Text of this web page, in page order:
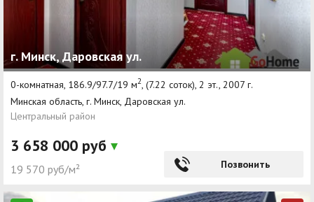
г. Минск, Даровская ул.
0-комнатная, 186.9/97.7/19 м2, (7.22 соток), 2 эт., 2007 г.
Минская область, г. Минск, Даровская ул.
Центральный район
3 658 000 руб
19 570 руб/м² Позвонить